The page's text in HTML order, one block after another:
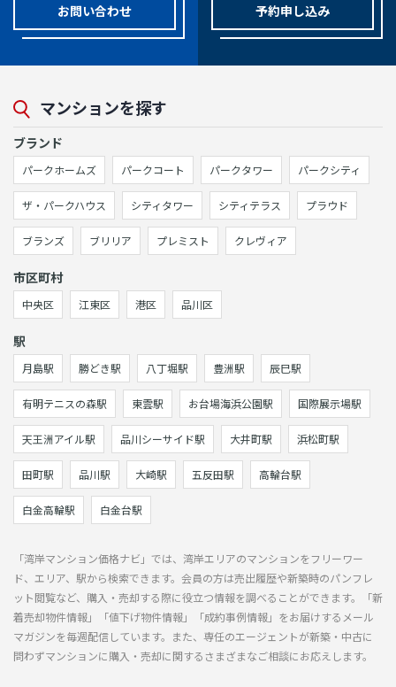
お問い合わせ 予約申し込み
マンションを探す
ブランド
パークホームズ パークコート パークタワー パークシティ
ザ・パークハウス シティタワー シティテラス プラウド
ブランズ ブリリア プレミスト クレヴィア
市区町村
中央区 江東区 港区 品川区
駅
月島駅 勝どき駅 八丁堀駅 豊洲駅 辰巳駅
有明テニスの森駅 東雲駅 お台場海浜公園駅 国際展示場駅
天王洲アイル駅 品川シーサイド駅 大井町駅 浜松町駅
田町駅 品川駅 大崎駅 五反田駅 高輪台駅
白金高輪駅 白金台駅
「湾岸マンション価格ナビ」では、湾岸エリアのマンションをフリーワー
ド、エリア、駅から検索できます。会員の方は売出履歴や新築時のパンフレ
ット閲覧など、購入・売却する際に役立つ情報を調べることができます。「新
着売却物件情報」「値下げ物件情報」「成約事例情報」をお届けするメール
マガジンを毎週配信しています。また、専任のエージェントが新築・中古に
問わずマンションに購入・売却に関するさまざまなご相談にお応えします。